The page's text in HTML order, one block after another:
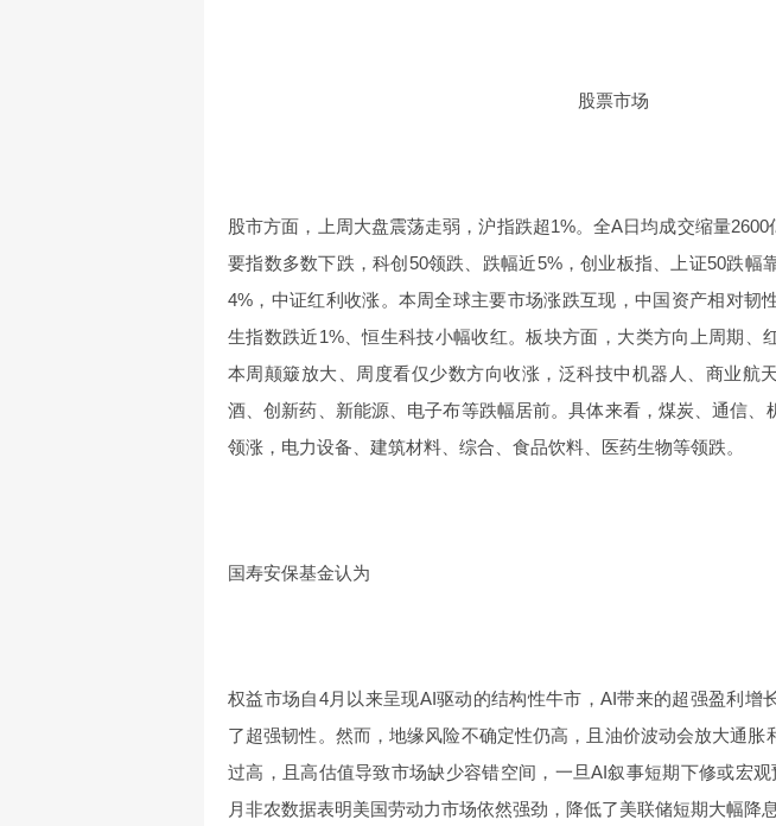
股票市场
股市方面，上周大盘震荡走弱，沪指跌超1%。全A日均成交缩量
要指数多数下跌，科创50领跌、跌幅近5%，创业板指、上证50跌幅
4%，中证红利收涨。本周全球主要市场涨跌互现，中国资产相对韧
生指数跌近1%、恒生科技小幅收红。板块方面，大类方向上周期、
本周颠簸放大、周度看仅少数方向收涨，泛科技中机器人、商业航
酒、创新药、新能源、电子布等跌幅居前。具体来看，煤炭、通信、
领涨，电力设备、建筑材料、综合、食品饮料、医药生物等领跌。
国寿安保基金认为
权益市场自4月以来呈现AI驱动的结构性牛市，AI带来的超强盈利增
了超强韧性。然而，地缘风险不确定性仍高，且油价波动会放大通胀
过高，且高估值导致市场缺少容错空间，一旦AI叙事短期下修或宏
月非农数据表明美国劳动力市场依然强劲，降低了美联储短期大幅降